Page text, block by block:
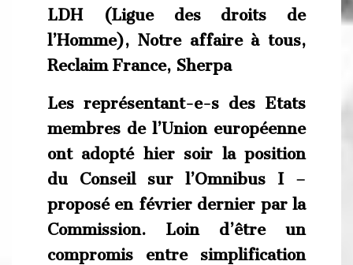
LDH (Ligue des droits de
l’Homme), Notre affaire à tous,
Reclaim France, Sherpa
Les représentant-e-s des Etats
membres de l’Union européenne
ont adopté hier soir la position
du Conseil sur l’Omnibus I –
proposé en février dernier par la
Commission. Loin d’être un
compromis entre simplification